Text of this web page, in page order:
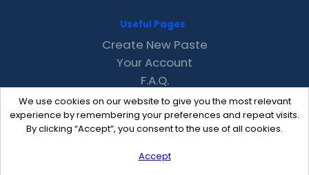
We use cookies on our website to give you the most relevant
experience by remembering your preferences and repeat visits.
By clicking “Accept”, you consent to the use of all cookies.
Accept
Useful Pages
Create New Paste
Your Account
F.A.Q.
Recent
Contact